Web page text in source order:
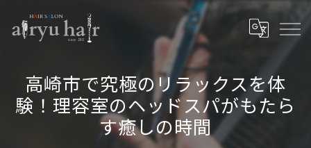
高崎市で究極のリラックスを体
験！理容室のヘッドスパがもたら
す癒しの時間